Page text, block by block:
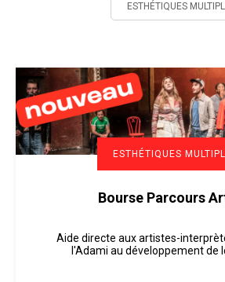
ESTHÉTIQUES
ESTHÉTIQUES
Bourse Parcours
Aide directe aux artistes-
l'Adami au développement de